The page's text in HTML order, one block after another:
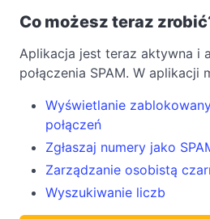
Co możesz teraz
Aplikacja jest teraz aktywna i
połączenia SPAM. W aplikacji
Wyświetlanie
połączeń
Zgłaszaj numery jako
Zarządzanie osobistą
Wyszukiwanie liczb